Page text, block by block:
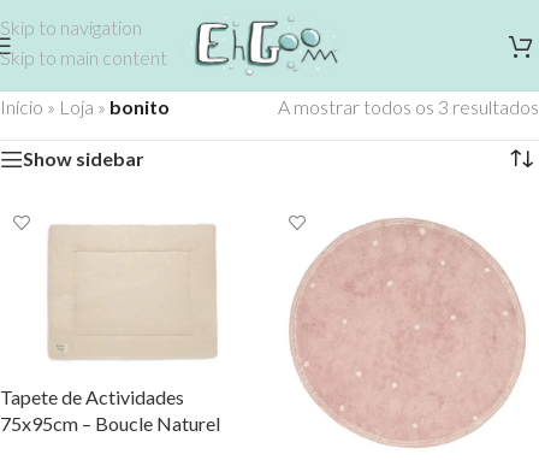
Skip to navigation
Skip to main content
Início » Loja » bonito A mostrar todos os 3 resultados
Show sidebar
Tapete de Actividades
75x95cm – Boucle Naturel